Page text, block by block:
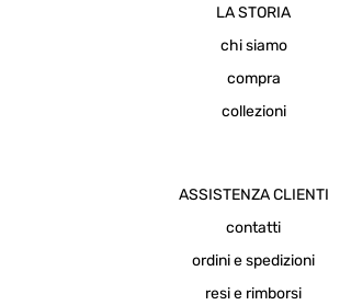
LA STORIA
chi siamo
compra
collezioni
ASSISTENZA CLIENTI
contatti
ordini e spedizioni
resi e rimborsi